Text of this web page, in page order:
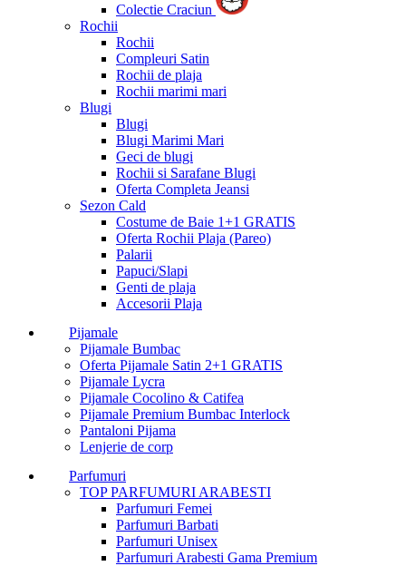
Colectie Craciun
Rochii
Rochii
Compleuri Satin
Rochii de plaja
Rochii marimi mari
Blugi
Blugi
Blugi Marimi Mari
Geci de blugi
Rochii si Sarafane Blugi
Oferta Completa Jeansi
Sezon Cald
Costume de Baie 1+1 GRATIS
Oferta Rochii Plaja (Pareo)
Palarii
Papuci/Slapi
Genti de plaja
Accesorii Plaja
Pijamale
Pijamale Bumbac
Oferta Pijamale Satin 2+1 GRATIS
Pijamale Lycra
Pijamale Cocolino & Catifea
Pijamale Premium Bumbac Interlock
Pantaloni Pijama
Lenjerie de corp
Parfumuri
TOP PARFUMURI ARABESTI
Parfumuri Femei
Parfumuri Barbati
Parfumuri Unisex
Parfumuri Arabesti Gama Premium